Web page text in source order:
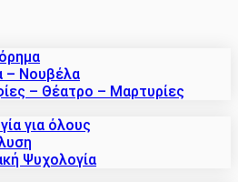
– Νουβέλα
– Θέατρο – Μαρτυρίες
για όλους
Ψυχολογία